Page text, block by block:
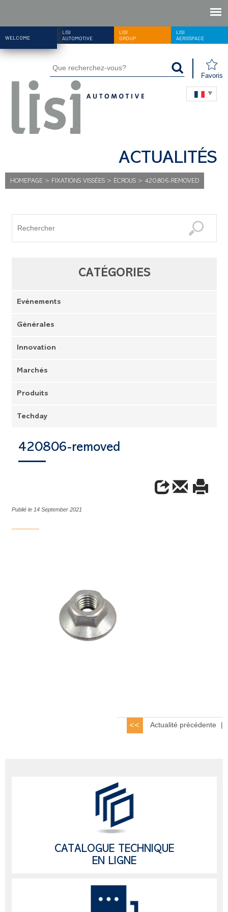
WELCOME
LISI
AUTOMOTIVE
LISI
GROUP
LISI
AEROSPACE
Favoris
ACTUALITÉS
HOMEPAGE > FIXATIONS VISSÉES > ÉCROUS > 420806-REMOVED
CATÉGORIES
Evénements
Générales
Innovation
Marchés
Produits
Techday
420806-removed
Publié le 14 September 2021
Actualité précédente |
CATALOGUE TECHNIQUE
EN LIGNE